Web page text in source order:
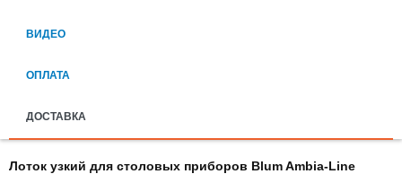
ВИДЕО
ОПЛАТА
ДОСТАВКА
Лоток узкий для столовых приборов Blum Ambia-Line